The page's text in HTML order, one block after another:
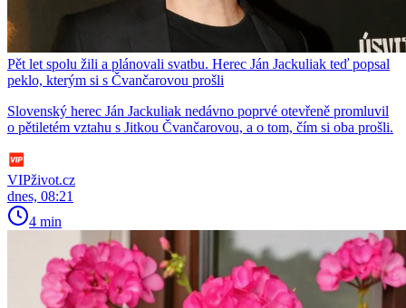
Pět let spolu žili a plánovali svatbu. Herec Ján Jackuliak teď popsal
peklo, kterým si s Čvančarovou prošli
Slovenský herec Ján Jackuliak nedávno poprvé otevřeně promluvil
o pětiletém vztahu s Jitkou Čvančarovou, a o tom, čím si oba prošli.
VIPživot.cz
dnes, 08:21
4 min